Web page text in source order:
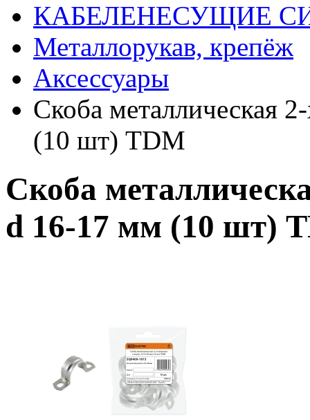
КАБЕЛЕНЕСУЩИЕ
Металлорукав, крепёж
Аксессуары
Скоба металлическая
(10 шт) TDM
Скоба
d 16-17 мм (10 шт)